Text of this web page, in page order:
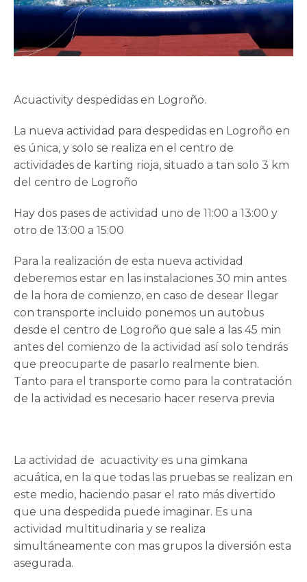
Acuactivity despedidas en Logroño.
La nueva actividad para despedidas en Logroño en
es única, y solo se realiza en el centro de
actividades de karting rioja, situado a tan solo 3 km
del centro de Logroño
Hay dos pases de actividad uno de 11:00 a 13:00 y
otro de 13:00 a 15:00
Para la realización de esta nueva actividad
deberemos estar en las instalaciones 30 min antes
de la hora de comienzo, en caso de desear llegar
con transporte incluido ponemos un autobus
desde el centro de Logroño que sale a las 45 min
antes del comienzo de la actividad así solo tendrás
que preocuparte de pasarlo realmente bien.
Tanto para el transporte como para la contratación
de la actividad es necesario hacer reserva previa
La actividad de acuactivity es una gimkana
acuática, en la que todas las pruebas se realizan en
este medio, haciendo pasar el rato más divertido
que una despedida puede imaginar. Es una
actividad multitudinaria y se realiza
simultáneamente con mas grupos la diversión esta
asegurada.